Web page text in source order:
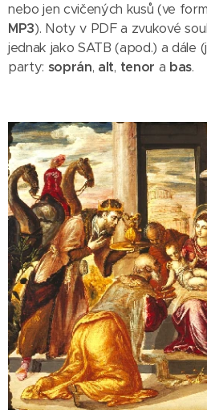
nebo jen cvičených kusů (ve
MP3). Noty v PDF a zvukové
jednak jako SATB (apod.) a dále
party: soprán, alt, tenor a bas.